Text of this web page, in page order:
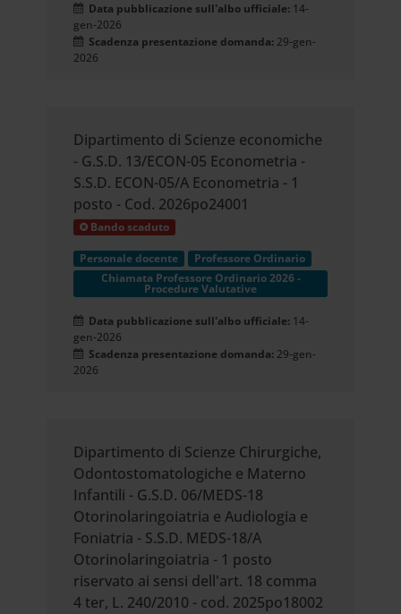
Data pubblicazione sull'albo ufficiale: 14-
gen-2026
Scadenza presentazione domanda: 29-gen-
2026
Dipartimento di Scienze economiche
- G.S.D. 13/ECON-05 Econometria -
S.S.D. ECON-05/A Econometria - 1
posto - Cod. 2026po24001
Bando scaduto
Personale docente
Professore Ordinario
Chiamata Professore Ordinario 2026 -
Procedure Valutative
Data pubblicazione sull'albo ufficiale: 14-
gen-2026
Scadenza presentazione domanda: 29-gen-
2026
Dipartimento di Scienze Chirurgiche,
Odontostomatologiche e Materno
Infantili - G.S.D. 06/MEDS-18
Otorinolaringoiatria e Audiologia e
Foniatria - S.S.D. MEDS-18/A
Otorinolaringoiatria - 1 posto
riservato ai sensi dell'art. 18 comma
4 ter, L. 240/2010 - cod. 2025po18002